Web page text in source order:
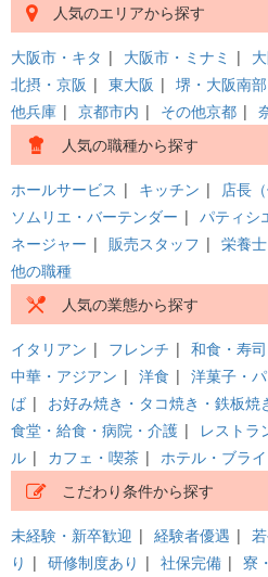
人気のエリアから探す
大阪市・キタ | 大阪市・ミナミ |
北摂・京阪 | 東大阪 | 堺・大阪南部
他兵庫 | 京都市内 | その他京都 |
人気の職種から探す
ホールサービス | キッチン | 店長（
ソムリエ・バーテンダー | パティシ
ネージャー | 販売スタッフ | 栄養
他の職種
人気の業態から探す
イタリアン | フレンチ | 和食・寿司
中華・アジアン | 洋食 | 洋菓子・
ば | お好み焼き・タコ焼き・鉄板焼
食堂・給食・病院・介護 | レストラ
ル | カフェ・喫茶 | ホテル・ブラ
こだわり条件から探す
未経験・新卒歓迎 | 経験者優遇 |
り | 研修制度あり | 社保完備 | 寮